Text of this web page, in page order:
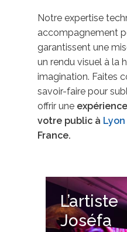
Notre expertise
accompagnement
garantissent une
un rendu visuel à la
imagination. Faites
savoir-faire pour
offrir une
votre public à Lyon
France.
L’artiste
Joséfa